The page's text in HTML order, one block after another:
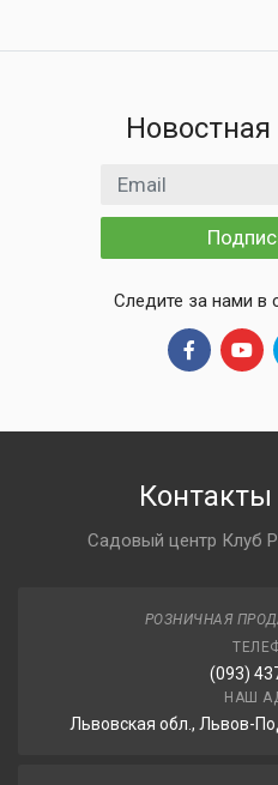
Email адрес
Следите за нами в
Контакты
Садовый центр Клуб
РОЗНИЧНАЯ
(093)
НАШ
Львовская обл., Львов-